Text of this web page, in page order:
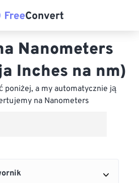
Nanometers
Inches na nm)
poniżej, a my automatycznie ją
na Nanometers